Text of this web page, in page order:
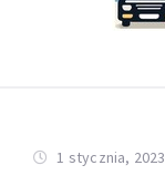
1 stycznia, 2023